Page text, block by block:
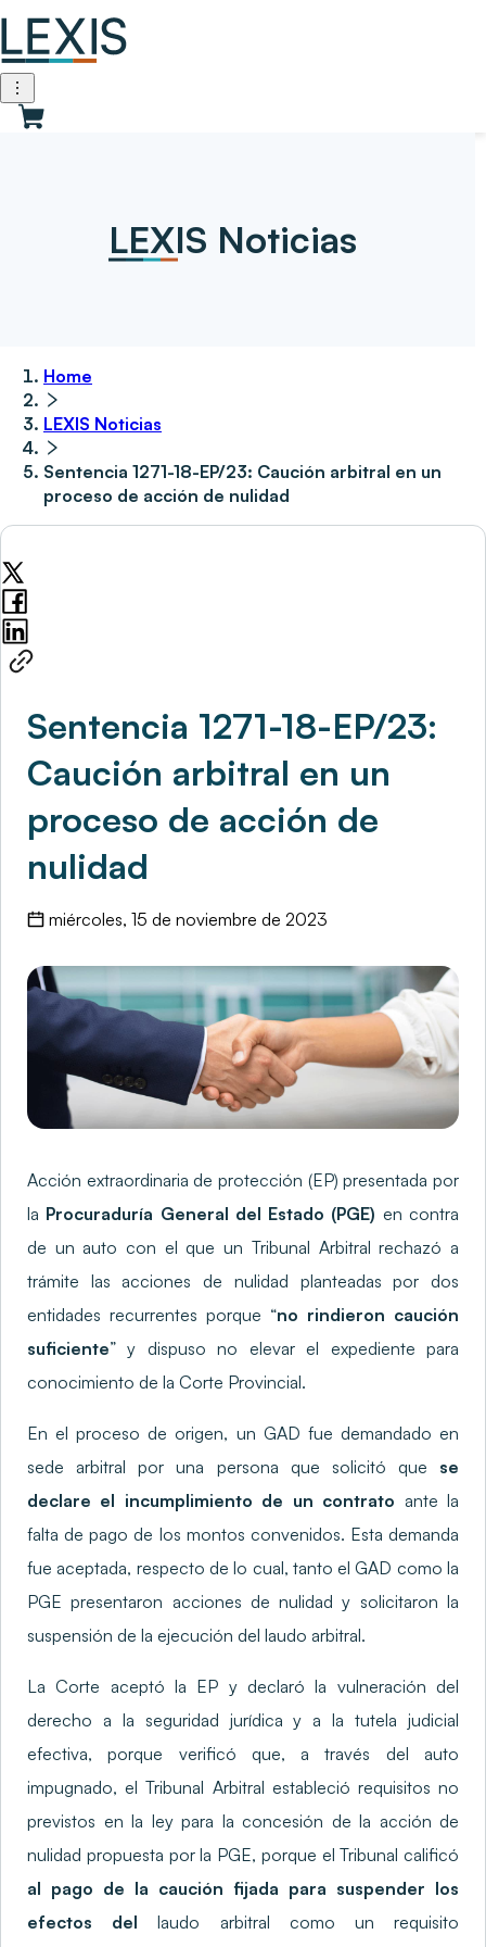
LEXIS Noticias
Home
LEXIS Noticias
Sentencia 1271-18-EP/23: Caución arbitral en un
proceso de acción de nulidad
Sentencia 1271-18-EP/23:
Caución arbitral en un
proceso de acción de
nulidad
miércoles, 15 de noviembre de 2023
Acción extraordinaria de protección (EP) presentada por
la Procuraduría General del Estado (PGE) en contra
de un auto con el que un Tribunal Arbitral rechazó a
trámite las acciones de nulidad planteadas por dos
entidades recurrentes porque “no rindieron caución
suficiente” y dispuso no elevar el expediente para
conocimiento de la Corte Provincial.
En el proceso de origen, un GAD fue demandado en
sede arbitral por una persona que solicitó que se
declare el incumplimiento de un contrato ante la
falta de pago de los montos convenidos. Esta demanda
fue aceptada, respecto de lo cual, tanto el GAD como la
PGE presentaron acciones de nulidad y solicitaron la
suspensión de la ejecución del laudo arbitral.
La Corte aceptó la EP y declaró la vulneración del
derecho a la seguridad jurídica y a la tutela judicial
efectiva, porque verificó que, a través del auto
impugnado, el Tribunal Arbitral estableció requisitos no
previstos en la ley para la concesión de la acción de
nulidad propuesta por la PGE, porque el Tribunal calificó
al pago de la caución fijada para suspender los
efectos dellaudo arbitral como un requisito